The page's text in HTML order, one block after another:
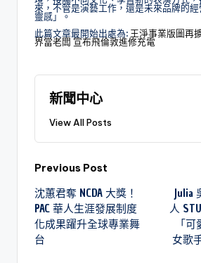
來，不管是演藝工作，還是未來品牌的
靈感」。
此篇文章最開始出處為: 王淨事業版圖再
界當老闆 宣布飛倫敦進修充電
新聞中心
View All Posts
Previous Post
沈蕙君奪 NCDA 大獎！
PAC 華人生涯發展制度
化成果躍升全球專業舞
台
Julia
人
「
女歌